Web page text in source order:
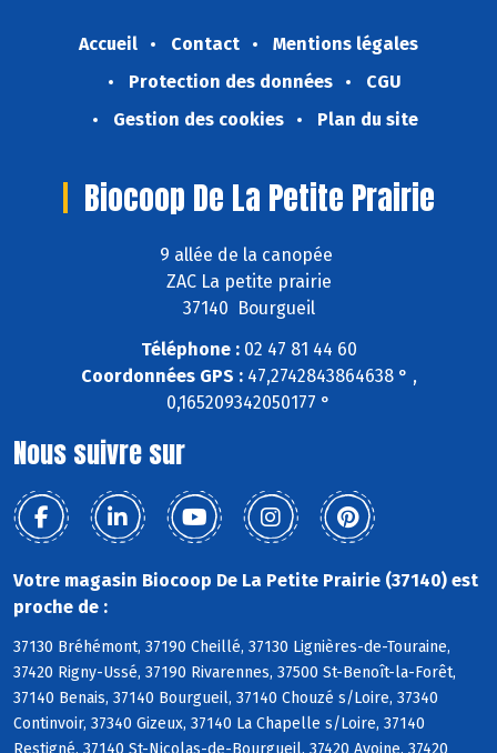
Accueil Contact
Mentions légales
Protection des données
CGU
Gestion des cookies
Plan du site
Biocoop De La Petite Prairie
9 allée de la canopée
ZAC La petite prairie
37140 Bourgueil
Téléphone :02 47 81 44 60
Coordonnées GPS :47,2742843864638 ° ,
0,165209342050177 °
Nous suivre sur
Votre magasin Biocoop De La Petite Prairie (37140) est
proche de :
37130 Bréhémont, 37190 Cheillé, 37130 Lignières-de-Touraine,
37420 Rigny-Ussé, 37190 Rivarennes, 37500 St-Benoît-la-Forêt,
37140 Benais, 37140 Bourgueil, 37140 Chouzé s/Loire, 37340
Continvoir, 37340 Gizeux, 37140 La Chapelle s/Loire, 37140